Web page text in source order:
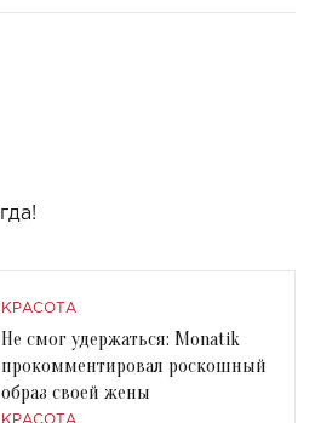
КРАСОТА
Не смог удержаться: Monatik
прокомментировал роскошный
образ своей жены
КРАСОТА